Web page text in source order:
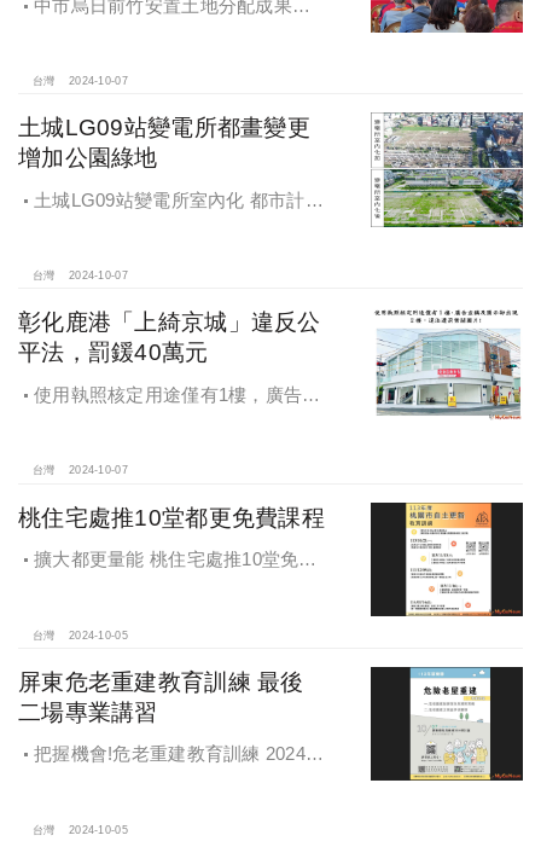
中市烏日前竹安置土地分配成果公
台灣 2024-10-07
土城LG09站變電所都畫變更
增加公園綠地
土城LG09站變電所室內化 都市計畫
台灣 2024-10-07
彰化鹿港「上綺京城」違反公
平法，罰鍰40萬元
使用執照核定用途僅有1樓，廣告宣
台灣 2024-10-07
桃住宅處推10堂都更免費課程
擴大都更量能 桃住宅處推10堂免費
台灣 2024-10-05
屏東危老重建教育訓練 最後
二場專業講習
把握機會!危老重建教育訓練 2024年
台灣 2024-10-05